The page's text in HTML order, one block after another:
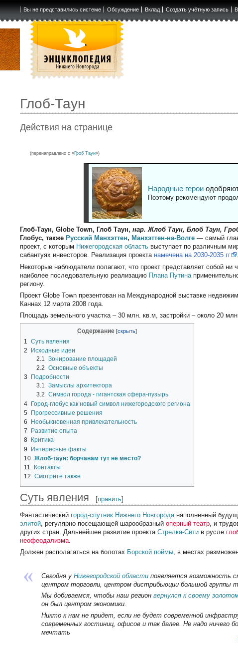
Вы не представились системе Обсуждение Вклад Создать учётную запись
Глоб-Таун
Действия на странице
(перенаправлено с «Гроб Таун»)
Народные герои
Поэтому рекомендуют
Глоб-Таун, Globe Town, Глоб Таун,нар. Жлоб Таун, Блоб Таун,
Глобус, также Русский Манхэттен, Манхэттен-на-Волге — самый
проект, с которым Нижегородская область выступает по различным
сабантуях инвесторов. Реализация проекта намечена на 2030-2035 гг
.
Некоторые наблюдатели полагают, что проект представляет собой ни
наиболее последовательную реализацию Плана Путина
региону.
Проект Globe Town презентован на Международной выставке
Каннах 12 марта 2008 года.
Площадь земельного участка – 30 млн. кв.м, застройки – около 20
Содержание
1
Суть явления
2
Исходные идеи
2.1
Зонирование площадей
2.2 Основные объекты
3
Подробности
3.1 Замыслы архитектора
3.2 Символ города - гигантская сфера-пузырь
4 Город-глобус как новый символ нижегородского региона
5 Прогрессивные решения
6
Необыкновенная привлекательность
7
Развитие опыта
8
Критика
9
Интересные факты
10 Жлоб-таун: борчанам тут не место?
11
Контакты
12 Смотрите также
Суть явления [править]
Фантастический город-спутник Нижнего Новгорода наполненный
элитой , регулярно посещающей шарообразныйоперный театр , и
других стран. Дальнейшее развитие проектаСтрелка-Сити в русле
неофеодализма
Должен располагаться на болотах Борской поймы, в местах
Сегодня у Нижегородской областипоявляется возможность
центром торговли, центром дистрибьюции большой группы
Мы добиваемся, чтобы наш регион вернулся к своему
он был центром экономики.
Никто к нам не придет, если не будет современной
современных гостиниц, офисов и так далее. Не надо ничего
мечтать